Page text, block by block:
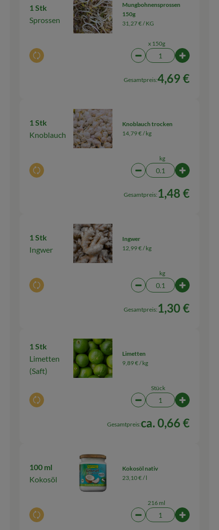
1 Stk
Sprossen
Auswahl ändern
Mungbohnensprossen
150g
31,27 € /KG
x 150g
Artikelanzahl
Gesamtpreis:4,69 €
1 Stk
Knoblauch
Auswahl ändern
Knoblauch trocken
14,79 € /kg
kg
Artikelanzahl
Gesamtpreis: 1,48 €
1 Stk
Ingwer
Auswahl ändern
Ingwer
12,99 € /kg
kg
Artikelanzahl
Gesamtpreis: 1,30 €
1 Stk
Limetten
(Saft)
Auswahl ändern
Limetten
9,89 € /kg
Stück
Artikelanzahl
Gesamtpreis:ca. 0,66 €
100 ml
Kokosöl
Auswahl ändern
Kokosöl nativ
23,10 € /l
216 ml
Artikelanzahl